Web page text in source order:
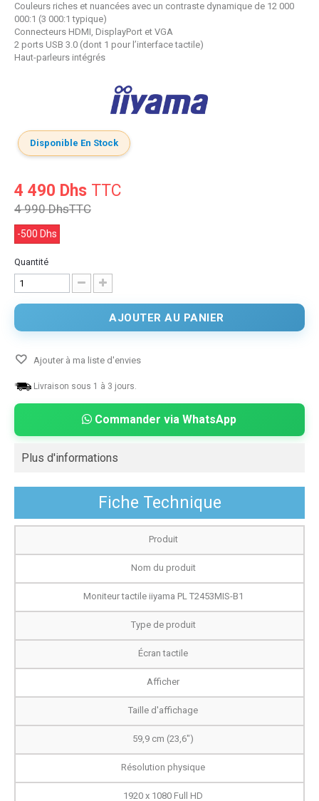
Couleurs riches et nuancées avec un contraste dynamique de 12 000
000:1 (3 000:1 typique)
Connecteurs HDMI, DisplayPort et VGA
2 ports USB 3.0 (dont 1 pour l’interface tactile)
Haut-parleurs intégrés
Disponible En Stock
4 490 Dhs TTC
4 990 DhsTTC
-500 Dhs
Quantité
AJOUTER AU PANIER
Ajouter à ma liste d'envies
Livraison sous 1 à 3 jours.
Commander via WhatsApp
Plus d'informations
Fiche Technique
Produit
Nom du produit
Moniteur tactile iiyama PL T2453MIS-B1
Type de produit
Écran tactile
Afficher
Taille d'affichage
59,9 cm (23,6")
Résolution physique
1920 x 1080 Full HD